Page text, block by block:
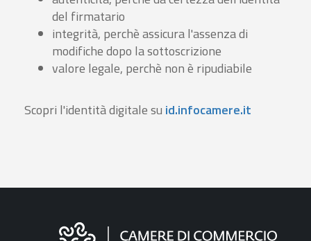
del firmatario
integrità, perchè assicura l'assenza di
modifiche dopo la sottoscrizione
valore legale, perchè non è ripudiabile
Scopri l'identità digitale su id.infocamere.it
Informazioni